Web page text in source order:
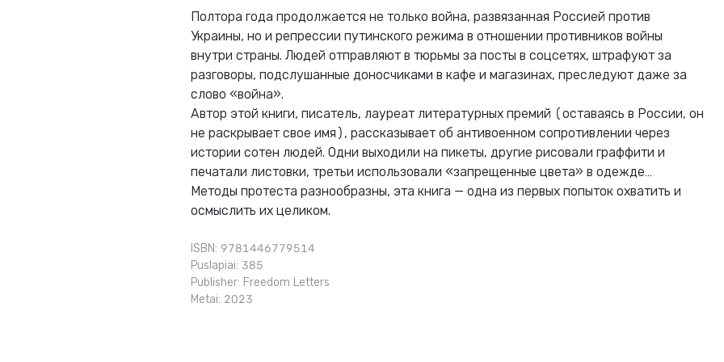
Полтора года продолжается не только война, развязанная Россией против
Украины, но и репрессии путинского режима в отношении противников войны
внутри страны. Людей отправляют в тюрьмы за посты в соцсетях, штрафуют за
разговоры, подслушанные доносчиками в кафе и магазинах, преследуют даже за
слово «война».
Автор этой книги, писатель, лауреат литературных премий (оставаясь в России, он
не раскрывает свое имя), рассказывает об антивоенном сопротивлении через
истории сотен людей. Одни выходили на пикеты, другие рисовали граффити и
печатали листовки, третьи использовали «запрещенные цвета» в одежде…
Методы протеста разнообразны, эта книга — одна из первых попыток охватить и
осмыслить их целиком.
ISBN: 9781446779514
Puslapiai: 385
Publisher: Freedom Letters
Metai: 2023